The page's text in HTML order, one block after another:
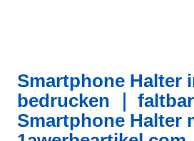
Smartphone Halter
bedrucken ｜
Smartphone Halter